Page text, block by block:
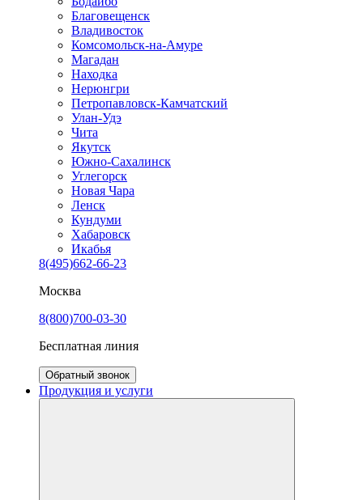
Благовещенск
Владивосток
Комсомольск-на-Амуре
Магадан
Находка
Нерюнгри
Петропавловск-Камчатский
Улан-Удэ
Чита
Якутск
Южно-Сахалинск
Углегорск
Новая Чара
Ленск
Кундуми
Хабаровск
Икабья
8(495)662-66-23
Москва
8(800)700-03-30
Бесплатная линия
Обратный звонок
Продукция и услуги